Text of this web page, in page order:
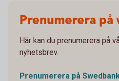
Prenumerera på
Här kan du prenumerera på
nyhetsbrev.
Prenumerera på